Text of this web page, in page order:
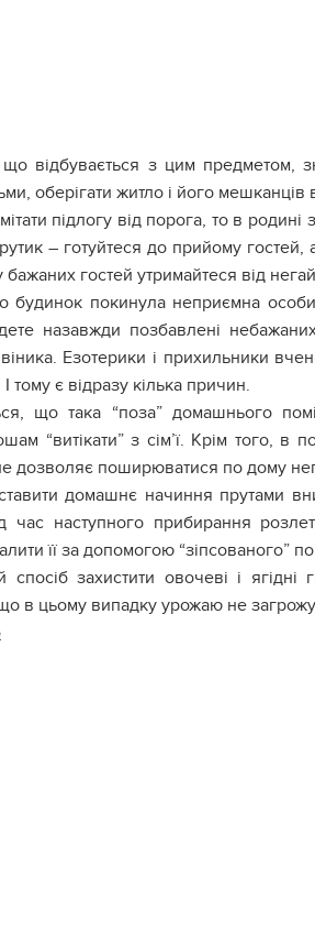
відбувається з цим предметом,
оберігати житло і його мешканців
підлогу від порога, то в
– готуйтеся до прийому гостей,
бажаних гостей утримайтеся від
покинула неприємна
назавжди позбавлені
Езотерики і прихильники
тому є відразу кілька причин.
що така “поза” домашнього
“витікати” з сім’ї. Крім того,
дозволяє поширюватися по дому
домашнє начиння прутами
час наступного прибирання
її за допомогою “зіпсованого”
спосіб захистити овочеві і
в цьому випадку урожаю не